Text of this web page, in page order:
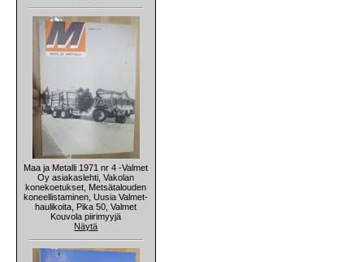
Maa ja Metalli 1971 nr 4 -Valmet
Oy asiakaslehti, Vakolan
konekoetukset, Metsätalouden
koneellistaminen, Uusia Valmet-
haulikoita, Pika 50, Valmet
Kouvola piirimyyjä
Näytä